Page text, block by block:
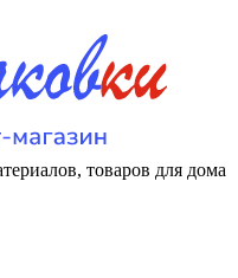
товаров для дома